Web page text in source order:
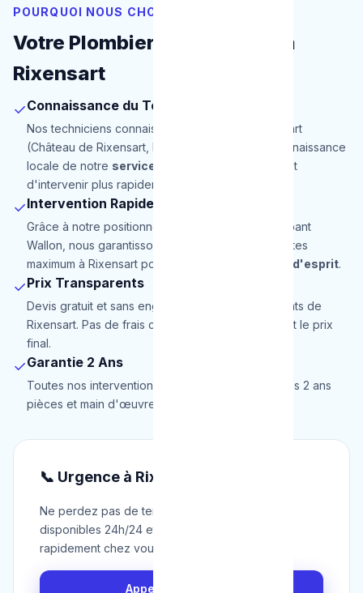
POURQUOI NOUS CHOISIR
Votre Plombier de Proximité à
Rixensart
✓Connaissance du Terrain
Nos techniciens connaissent parfaitement Rixensart
(Château de Rixensart, Lac de Genval). Cette connaissance
locale de notre service de plombier
nous permet
d'intervenir plus rapidement et efficacement.
✓Intervention Rapide
Grâce à notre positionnement stratégique en Brabant
Wallon, nous garantissons une arrivée en 30 minutes
maximum à Rixensart pour une totale
tranquillité d'esprit.
✓Prix Transparents
Devis gratuit et sans engagement pour les habitants de
Rixensart. Pas de frais cachés, le prix annoncé est le prix
final.
✓Garantie 2 Ans
Toutes nos interventions à Rixensart sont garanties 2 ans
pièces et main d'œuvre.
📞 Urgence à Rixensart ?
Ne perdez pas de temps. Nos techniciens sont
disponibles 24h/24 et 7j/7 pour intervenir
rapidement chez vous à Rixensart.
Appeler maintenant